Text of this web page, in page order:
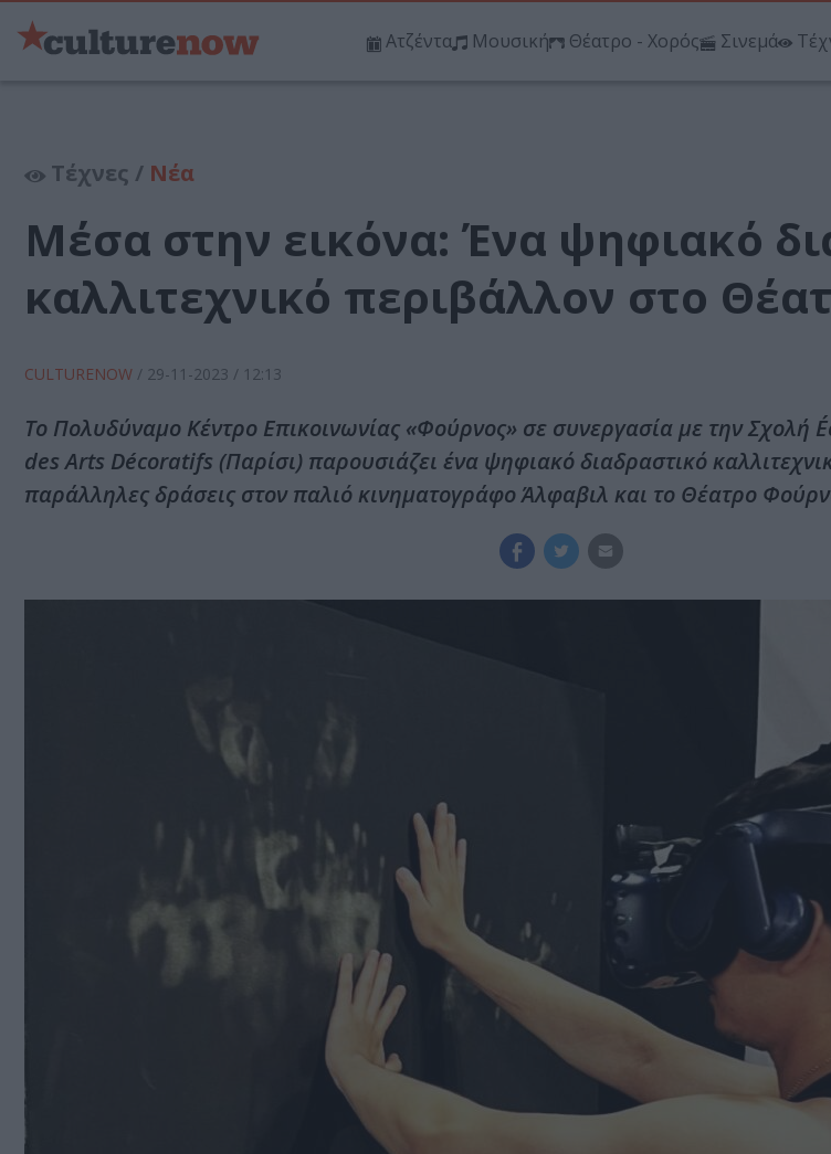
Ατζέντα Μουσική Θέατρο - Χορός Σινεμά
Τέχνες / Νέα
Μέσα στην εικόνα: Ένα ψηφιακό
καλλιτεχνικό περιβάλλον στο
CULTURENOW / 29-11-2023 / 12:13
Το Πολυδύναμο Κέντρο Επικοινωνίας «Φούρνος» σε συνεργασία με την
des Arts Décoratifs (Παρίσι) παρουσιάζει ένα ψηφιακό διαδραστικό
παράλληλες δράσεις στον παλιό κινηματογράφο Άλφαβιλ και το Θέατρο